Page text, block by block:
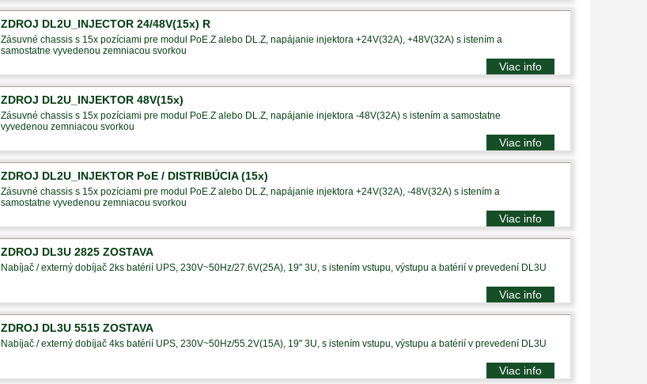
ZDROJ DL2U_INJECTOR 24/48V(15x) R
Zásuvné chassis s 15x pozíciami pre modul PoE.Z alebo DL.Z, napájanie injektora +24V(32A), +48V(32A) s istením a
samostatne vyvedenou zemniacou svorkou
Viac info
ZDROJ DL2U_INJEKTOR 48V(15x)
Zásuvné chassis s 15x pozíciami pre modul PoE.Z alebo DL.Z, napájanie injektora -48V(32A) s istením a samostatne
vyvedenou zemniacou svorkou
Viac info
ZDROJ DL2U_INJEKTOR PoE / DISTRIBÚCIA (15x)
Zásuvné chassis s 15x pozíciami pre modul PoE.Z alebo DL.Z, napájanie injektora +24V(32A), -48V(32A) s istením a
samostatne vyvedenou zemniacou svorkou
Viac info
ZDROJ DL3U 2825 ZOSTAVA
Nabíjač / externý dobíjač 2ks batérií UPS, 230V~50Hz/27.6V(25A), 19" 3U, s istením vstupu, výstupu a batérií v prevedení DL3U
Viac info
ZDROJ DL3U 5515 ZOSTAVA
Nabíjač / externý dobíjač 4ks batérií UPS, 230V~50Hz/55.2V(15A), 19" 3U, s istením vstupu, výstupu a batérií v prevedení DL3U
Viac info